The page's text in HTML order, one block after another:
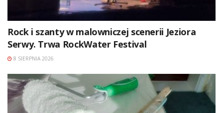
Rock i szanty w malowniczej scenerii Jeziora
Serwy. Trwa RockWater Festival
8 SIERPNIA 2026